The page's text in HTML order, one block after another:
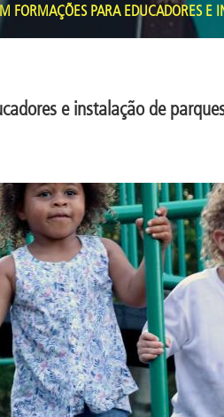
PARA EDUCADORES E
e instalação de